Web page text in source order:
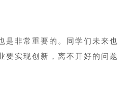
是非常重要的。同学们未来也
要实现创新，离不开好的问题